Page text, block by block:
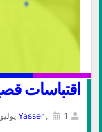
اقتباسات
Yasser, 1 يوليو, 2025,